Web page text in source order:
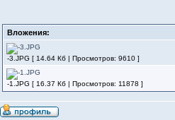
Вложения:
-3.JPG [ 14.64 Кб | Просмотров: 9610 ]
-1.JPG [ 16.37 Кб | Просмотров: 11878 ]